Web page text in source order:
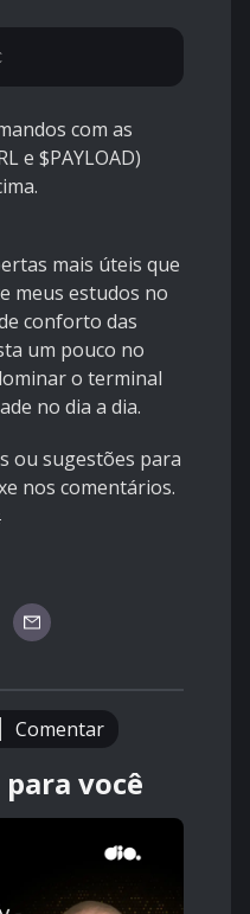
com as
e $PAYLOAD)
mais úteis que
meus estudos no
conforto das
um pouco no
o terminal
no dia a dia.
ou sugestões para
nos comentários.
Comentar
você